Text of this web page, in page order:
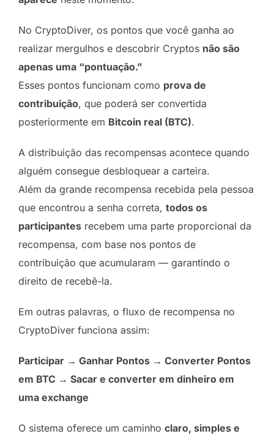
No CryptoDiver, os pontos que você ganha ao
realizar mergulhos e descobrir Cryptos não são
apenas uma “pontuação.”
Esses pontos funcionam como prova de
contribuição, que poderá ser convertida
posteriormente em Bitcoin real (BTC).
A distribuição das recompensas acontece quando
alguém consegue desbloquear a carteira.
Além da grande recompensa recebida pela pessoa
que encontrou a senha correta, todos os
participantes recebem uma parte proporcional da
recompensa, com base nos pontos de
contribuição que acumularam — garantindo o
direito de recebê-la.
Em outras palavras, o fluxo de recompensa no
CryptoDiver funciona assim:
Participar → Ganhar Pontos → Converter Pontos
em BTC → Sacar e converter em dinheiro em
uma exchange
O sistema oferece um caminho claro, simples e